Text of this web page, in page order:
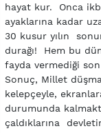
hayat kur. Onca
ayaklarına kadar
30 kusur yılın
durağı! Hem bu
fayda vermediği
Sonuç, Millet
kelepçeyle,
durumunda
çaldıklarına